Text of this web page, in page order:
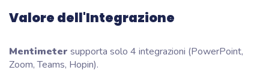
Valore dell'Integrazione
Mentimeter supporta solo 4 integrazioni (PowerPoint,
Zoom, Teams, Hopin).